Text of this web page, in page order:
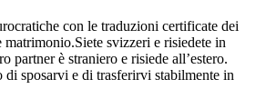
con le traduzioni certificate dei
svizzeri e risiedete in
partner è straniero e risiede all’estero.
di sposarvi e di trasferirvi stabilmente in